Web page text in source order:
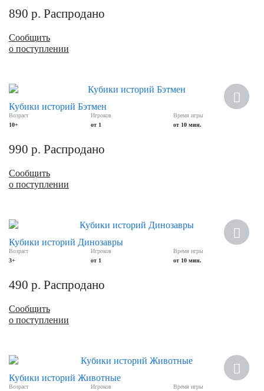
890 р. Распродано
Сообщить
о поступлении
Кубики историй Бэтмен
Возраст
10+
Игроков
от 1
Время игры
от 10 мин.
990 р. Распродано
Сообщить
о поступлении
Кубики историй Динозавры
Возраст
3+
Игроков
от 1
Время игры
от 10 мин.
490 р. Распродано
Сообщить
о поступлении
Кубики историй Животные
Возраст
Игроков
Время игры